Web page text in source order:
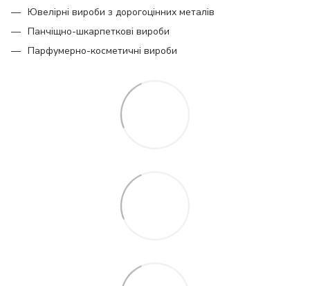
Ювелірні вироби з дорогоцінних металів
Панчіщно-шкарпеткові вироби
Парфумерно-косметичні вироби